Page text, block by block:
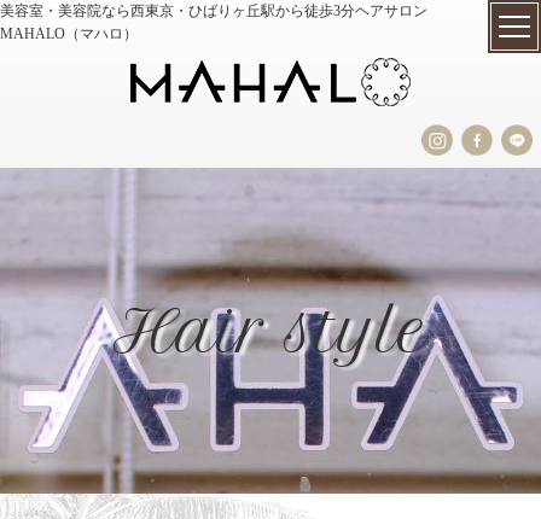
美容室・美容院なら西東京・ひばりヶ丘駅から徒歩3分ヘアサロン
MAHALO（マハロ）
Hair style